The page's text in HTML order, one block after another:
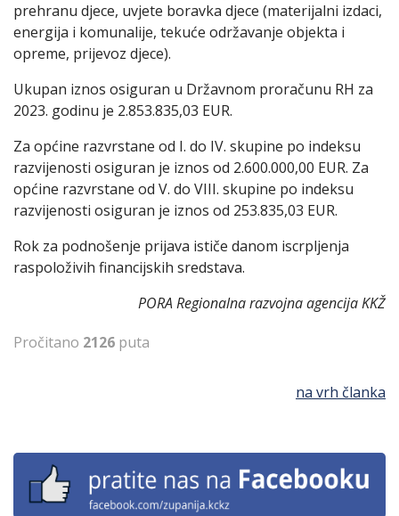
prehranu djece, uvjete boravka djece (materijalni izdaci,
energija i komunalije, tekuće održavanje objekta i
opreme, prijevoz djece).
Ukupan iznos osiguran u Državnom proračunu RH za
2023. godinu je 2.853.835,03 EUR.
Za općine razvrstane od I. do IV. skupine po indeksu
razvijenosti osiguran je iznos od 2.600.000,00 EUR. Za
općine razvrstane od V. do VIII. skupine po indeksu
razvijenosti osiguran je iznos od 253.835,03 EUR.
Rok za podnošenje prijava ističe danom iscrpljenja
raspoloživih financijskih sredstava.
PORA Regionalna razvojna agencija KKŽ
Pročitano 2126 puta
na vrh članka